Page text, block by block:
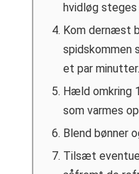
hvidløg steges
Kom dernæst
spidskommen
et par minutter.
Hæld omkring
som varmes
Blend bønner
Tilsæt